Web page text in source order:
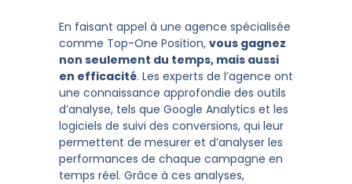
En faisant appel à une agence spécialisée
comme Top-One Position, vous gagnez
non seulement du temps, mais aussi
en efficacité. Les experts de l’agence ont
une connaissance approfondie des outils
d’analyse, tels que Google Analytics et les
logiciels de suivi des conversions, qui leur
permettent de mesurer et d’analyser les
performances de chaque campagne en
temps réel. Grâce à ces analyses,